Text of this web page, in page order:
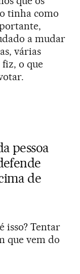
tinha como
a mudar
várias
fiz, o que
pessoa
de
isso? Tentar
que vem do